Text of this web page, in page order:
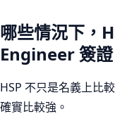
哪些情況下，
Engineer 簽證
HSP 不只是名義上比
確實比較強。